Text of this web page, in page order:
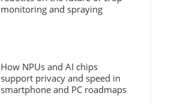
monitoring and spraying
How NPUs and AI chips
support privacy and speed in
smartphone and PC roadmaps